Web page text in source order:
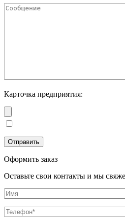
Карточка предприятия:
Оформить заказ
Оставьте свои контакты и мы